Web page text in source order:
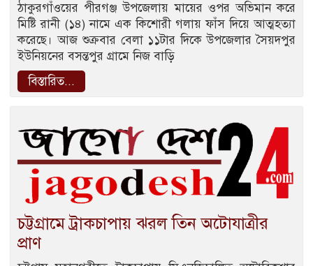
ঠাকুরগাঁওয়ের পীরগঞ্জ উপজেলায় মায়ের ওপর অভিমান করে
মিষ্টি রানী (১৪) নামে এক কিশোরী গলায় ফাঁস দিয়ে আত্মহত্যা
করেছে। আজ শুক্রবার বেলা ১১টার দিকে উপজেলার সৈয়দপুর
ইউনিয়নের বসন্তপুর গ্রামে নিজ বাড়ি
বিস্তারিত...
চট্টগ্রামে ট্রাকচাপায় ঝরল তিন অটোযাত্রীর
প্রাণ